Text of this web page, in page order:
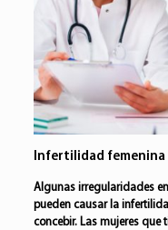
Infertilidad femenina
Algunas irregularidades
pueden causar la
concebir. Las mujeres que